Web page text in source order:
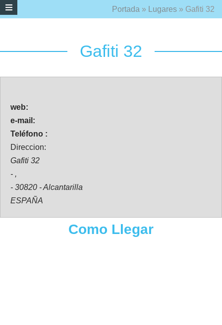
Portada » Lugares » Gafiti 32
Gafiti 32
web:
e-mail:
Teléfono :
Direccion:
Gafiti 32
- ,
- 30820 - Alcantarilla
ESPAÑA
Como Llegar